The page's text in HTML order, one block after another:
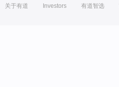
关于有道 Investors 有道智选